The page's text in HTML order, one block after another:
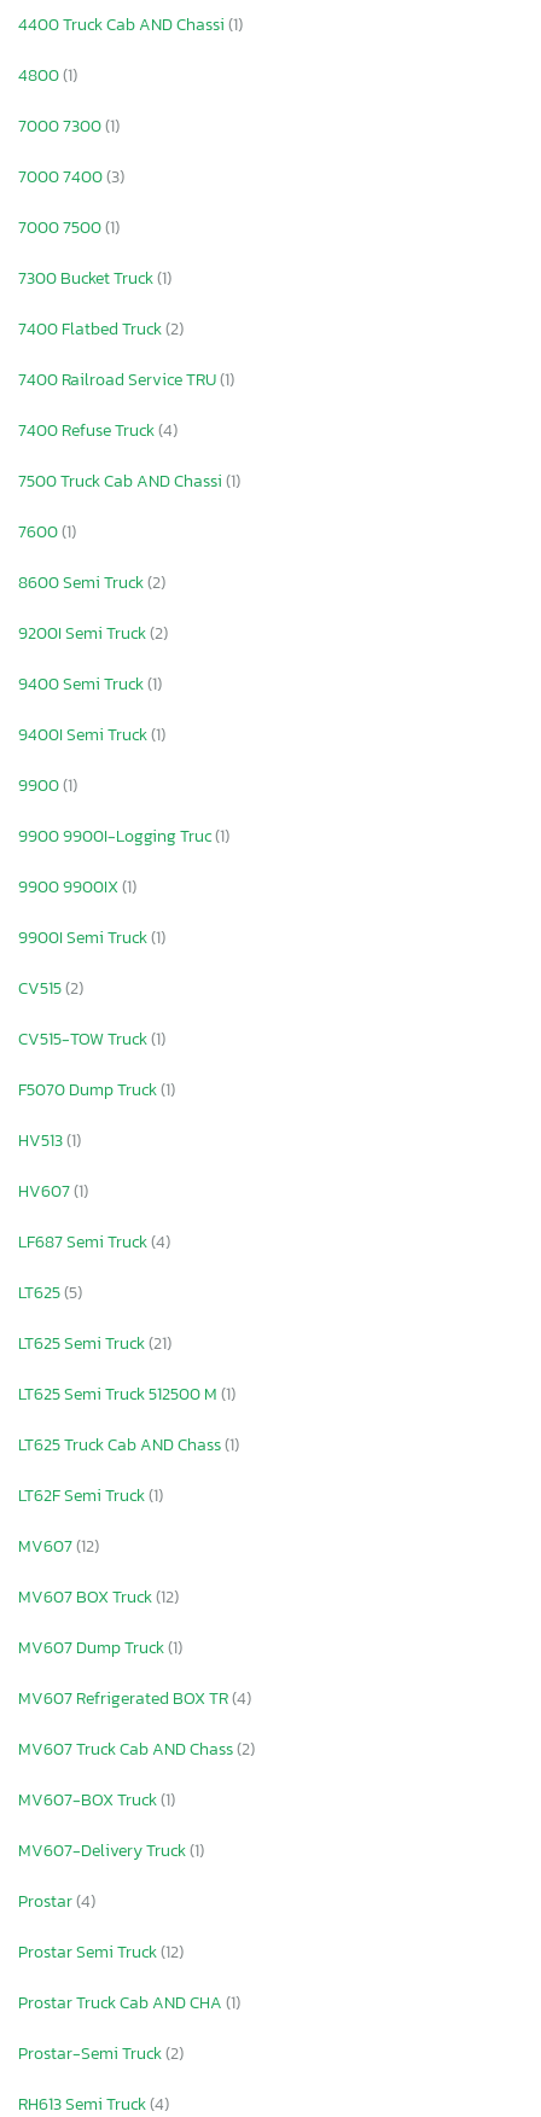
4400 Truck Cab AND Chassi(1)
4800(1)
7000 7300(1)
7000 7400(3)
7000 7500(1)
7300 Bucket Truck(1)
7400 Flatbed Truck(2)
7400 Railroad Service TRU(1)
7400 Refuse Truck(4)
7500 Truck Cab AND Chassi(1)
7600(1)
8600 Semi Truck(2)
9200I Semi Truck(2)
9400 Semi Truck(1)
9400I Semi Truck(1)
9900(1)
9900 9900I-Logging Truc(1)
9900 9900IX(1)
9900I Semi Truck(1)
CV515(2)
CV515-TOW Truck(1)
F5070 Dump Truck(1)
HV513(1)
HV607(1)
LF687 Semi Truck(4)
LT625(5)
LT625 Semi Truck(21)
LT625 Semi Truck 512500 M(1)
LT625 Truck Cab AND Chass(1)
LT62F Semi Truck(1)
MV607(12)
MV607 BOX Truck(12)
MV607 Dump Truck(1)
MV607 Refrigerated BOX TR(4)
MV607 Truck Cab AND Chass(2)
MV607-BOX Truck(1)
MV607-Delivery Truck(1)
Prostar(4)
Prostar Semi Truck(12)
Prostar Truck Cab AND CHA(1)
Prostar-Semi Truck(2)
RH613 Semi Truck(4)